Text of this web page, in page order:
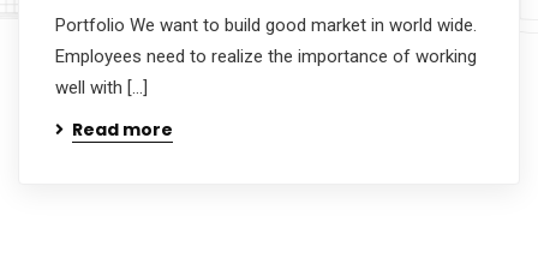
Portfolio We want to build good market in world wide.
Employees need to realize the importance of working
well with […]
Read more